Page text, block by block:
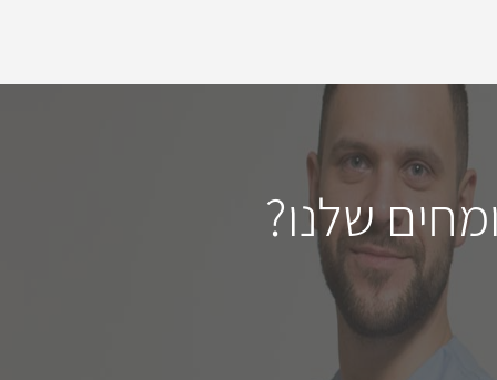
שלנו?